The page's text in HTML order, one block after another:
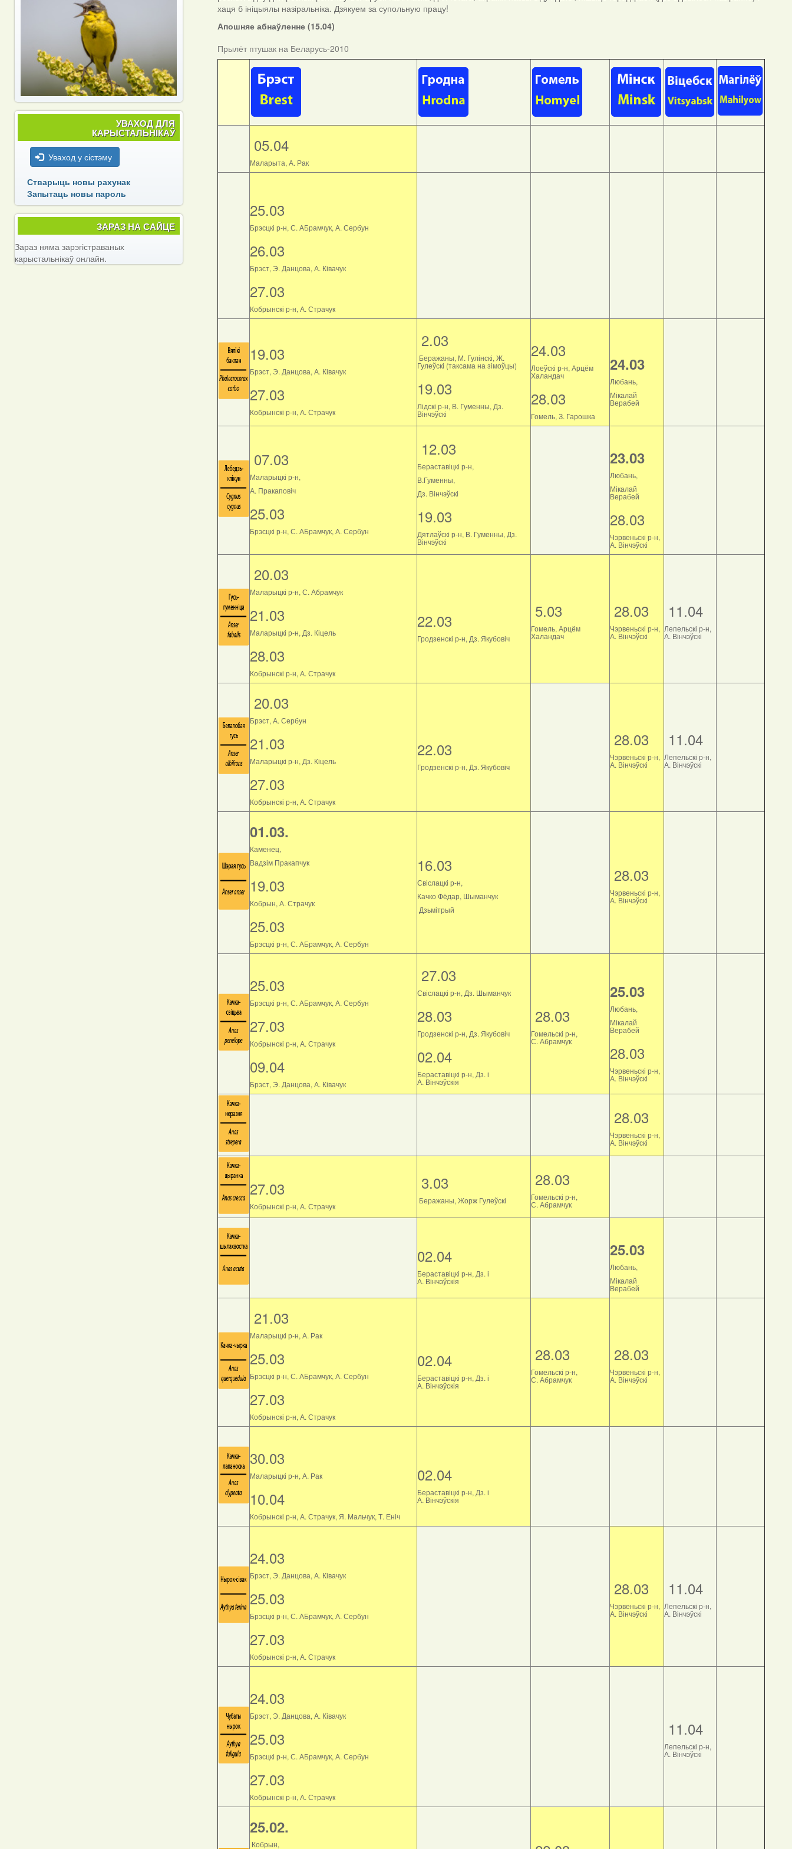
хаця б ініцыялы назіральніка. Дзякуем за супольную працу!
Апошняе абнаўленне (15.04)
Прылёт птушак на Беларусь-2010
05.04
Маларыта, А. Рак
25.03
Брэсцкі р-н, С. АБрамчук, А. Сербун
26.03
Брэст, Э. Данцова, А. Ківачук
27.03
Кобрынскі р-н, А. Страчук
19.03
Брэст, Э. Данцова, А. Ківачук
27.03
Кобрынскі р-н, А. Страчук
2.03
Беражаны, М. Гулінскі, Ж.
Гулеўскі (таксама на зімоўцы)
19.03
Лідскі р-н, В. Гуменны, Дз.
Вінчэўскі
24.03
Лоеўскі р-н, Арцём
Халандач
28.03
Гомель, З. Гарошка
24.03
Любань,
Мікалай
Верабей
07.03
Маларыцкі р-н,
А. Пракаповіч
25.03
Брэсцкі р-н, С. АБрамчук, А. Сербун
12.03
Бераставіцкі р-н,
В.Гуменны,
Дз. Вінчэўскі
19.03
Дятлаўскі р-н, В. Гуменны, Дз.
Вінчэўскі
23.03
Любань,
Мікалай
Верабей
28.03
Чэрвеньскі р-н,
А. Вінчэўскі
20.03
Маларыцкі р-н, С. Абрамчук
21.03
Маларыцкі р-н, Дз. Кіцель
28.03
Кобрынскі р-н, А. Страчук
22.03
Гродзенскі р-н, Дз. Якубовіч
5.03
Гомель, Арцём
Халандач
28.03
Чэрвеньскі р-н,
А. Вінчэўскі
11.04
Лепельскі р-н,
А. Вінчэўскі
20.03
Брэст, А. Сербун
21.03
Маларыцкі р-н, Дз. Кіцель
27.03
Кобрынскі р-н, А. Страчук
22.03
Гродзенскі р-н, Дз. Якубовіч
28.03
Чэрвеньскі р-н,
А. Вінчэўскі
11.04
Лепельскі р-н,
А. Вінчэўскі
01.03.
Каменец,
Вадзім Пракапчук
19.03
Кобрын, А. Страчук
25.03
Брэсцкі р-н, С. АБрамчук, А. Сербун
16.03
Свіслацкі р-н,
Качко Фёдар, Шыманчук
Дзьмітрый
28.03
Чэрвеньскі р-н,
А. Вінчэўскі
25.03
Брэсцкі р-н, С. АБрамчук, А. Сербун
27.03
Кобрынскі р-н, А. Страчук
09.04
Брэст, Э. Данцова, А. Ківачук
27.03
Свіслацкі р-н, Дз. Шыманчук
28.03
Гродзенскі р-н, Дз. Якубовіч
02.04
Бераставіцкі р-н, Дз. і
А. Вінчэўскія
28.03
Гомельскі р-н,
С. Абрамчук
25.03
Любань,
Мікалай
Верабей
28.03
Чэрвеньскі р-н,
А. Вінчэўскі
28.03
Чэрвеньскі р-н,
А. Вінчэўскі
27.03
Кобрынскі р-н, А. Страчук
3.03
Беражаны, Жорж Гулеўскі
28.03
Гомельскі р-н,
С. Абрамчук
02.04
Бераставіцкі р-н, Дз. і
А. Вінчэўскія
25.03
Любань,
Мікалай
Верабей
21.03
Маларыцкі р-н, А. Рак
25.03
Брэсцкі р-н, С. АБрамчук, А. Сербун
27.03
Кобрынскі р-н, А. Страчук
02.04
Бераставіцкі р-н, Дз. і
А. Вінчэўскія
28.03
Гомельскі р-н,
С. Абрамчук
28.03
Чэрвеньскі р-н,
А. Вінчэўскі
30.03
Маларыцкі р-н, А. Рак
10.04
Кобрынскі р-н, А. Страчук, Я. Мальчук, Т. Еніч
02.04
Бераставіцкі р-н, Дз. і
А. Вінчэўскія
24.03
Брэст, Э. Данцова, А. Ківачук
25.03
Брэсцкі р-н, С. АБрамчук, А. Сербун
27.03
Кобрынскі р-н, А. Страчук
28.03
Чэрвеньскі р-н,
А. Вінчэўскі
11.04
Лепельскі р-н,
А. Вінчэўскі
24.03
Брэст, Э. Данцова, А. Ківачук
25.03
Брэсцкі р-н, С. АБрамчук, А. Сербун
27.03
Кобрынскі р-н, А. Страчук
11.04
Лепельскі р-н,
А. Вінчэўскі
25.02.
Кобрын,
УВАХОД ДЛЯ
КАРЫСТАЛЬНІКАЎ
Уваход у сістэму
Стварыць новы рахунак
Запытаць новы пароль
ЗАРАЗ НА САЙЦЕ
Зараз няма зарэгістраваных
карыстальнікаў онлайн.